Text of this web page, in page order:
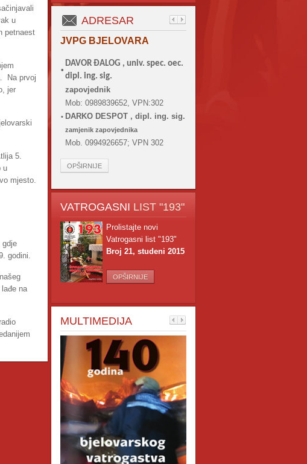
u
petnaest
Na prvoj
jer
5.
u
mjesto.
gdje
godini.
na
ADRESAR
JVPG BJELOVARA
•
DAVOR ĐALOG , univ. spec. oec.
dipl. ing. sig.
zapovjednik
Mob: 0989839652, VPN:302
• DARKO DESPOT , dipl. ing. sig.
zamjenik zapovjednika
Mob. 0994926657; VPN 302
OPŠIRNIJE
VATROGASNI LIST "193"
Prolistajte novi
Vatrogasni list "193"
Broj 21, studeni 2015
OPŠIRNIJE
MULTIMEDIJA